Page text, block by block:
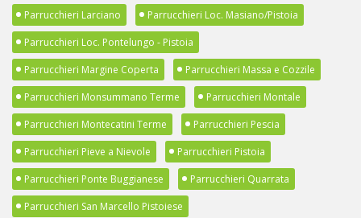
Parrucchieri Larciano
Parrucchieri Loc. Masiano/Pistoia
Parrucchieri Loc. Pontelungo - Pistoia
Parrucchieri Margine Coperta
Parrucchieri Massa e Cozzile
Parrucchieri Monsummano Terme
Parrucchieri Montale
Parrucchieri Montecatini Terme
Parrucchieri Pescia
Parrucchieri Pieve a Nievole
Parrucchieri Pistoia
Parrucchieri Ponte Buggianese
Parrucchieri Quarrata
Parrucchieri San Marcello Pistoiese